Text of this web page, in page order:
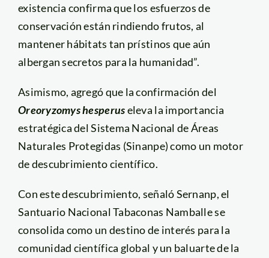
existencia confirma que los esfuerzos de
conservación están rindiendo frutos, al
mantener hábitats tan prístinos que aún
albergan secretos para la humanidad”.
Asimismo, agregó que la confirmación del
Oreoryzomys hesperuseleva la importancia
estratégica del Sistema Nacional de Áreas
Naturales Protegidas (Sinanpe) como un motor
de descubrimiento científico.
Con este descubrimiento, señaló Sernanp, el
Santuario Nacional Tabaconas Namballe se
consolida como un destino de interés para la
comunidad científica global y un baluarte de la